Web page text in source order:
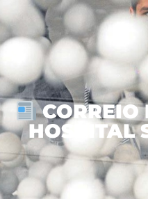
CORREIO
HOSPITAL